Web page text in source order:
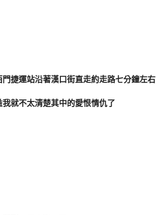
捷運站沿著漢口街直走約走路七分鐘左右
就不太清楚其中的愛恨情仇了